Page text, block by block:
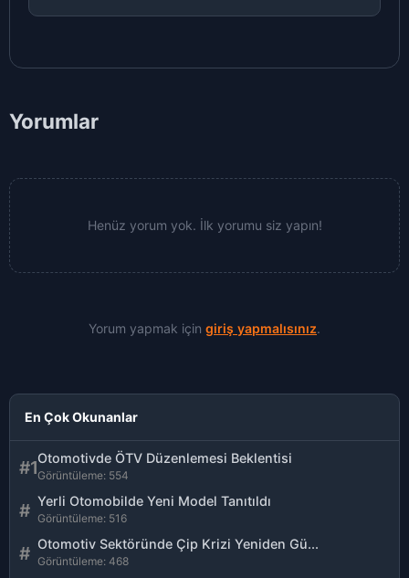
Yorumlar
Henüz yorum yok. İlk yorumu siz yapın!
Yorum yapmak için giriş yapmalısınız.
En Çok Okunanlar
#1Otomotivde ÖTV Düzenlemesi Beklentisi
Görüntüleme: 554
# Yerli Otomobilde Yeni Model Tanıtıldı
Görüntüleme: 516
# Otomotiv Sektöründe Çip Krizi Yeniden Gü...
Görüntüleme: 468